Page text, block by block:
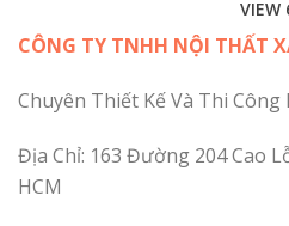
VIEW
CÔNG TY TNHH NỘI THẤT
Chuyên Thiết Kế Và Thi
Địa Chỉ: 163 Đường 204 Cao
HCM